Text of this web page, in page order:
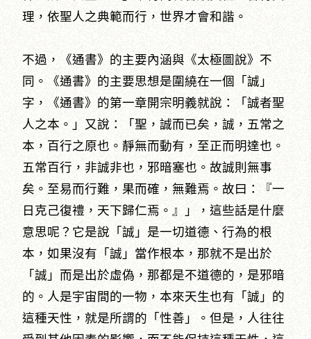
理，依聖人之典範而行，世界才會和諧。
不過，《通書》的主要內涵與《太極圖說》不
同。《通書》的主要思想是圍繞在一個「誠」
字，《通書》的第一章開宗明義就說：「誠者聖
人之本。」又說：「聖，誠而已矣，誠，五常之
本，百行之原也。靜無而動有，至正而明達也。
五常百行，非誠非也，邪暗塞也。故誠則無事
矣。至易而行難，果而確，無難焉。故曰：『一
日克己復禮，天下歸仁焉。』」，這些話是什麼
意思呢？它是說「誠」是一切道德、行為的根
本，如果沒有「誠」當作根本，那就不是出於
「誠」而是出於虛偽，那都是不道德的，是邪暗
的。人是宇宙間的一物，本來天生也有「誠」的
這種天性，就是所謂的「性善」。但是，人往往